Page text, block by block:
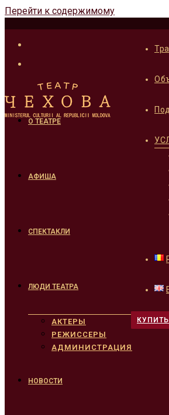
Перейти к содержимому
О ТЕАТРЕ
АФИША
СПЕКТАКЛИ
ЛЮДИ ТЕАТРА
АКТЕРЫ
РЕЖИССЕРЫ
АДМИНИСТРАЦИЯ
НОВОСТИ